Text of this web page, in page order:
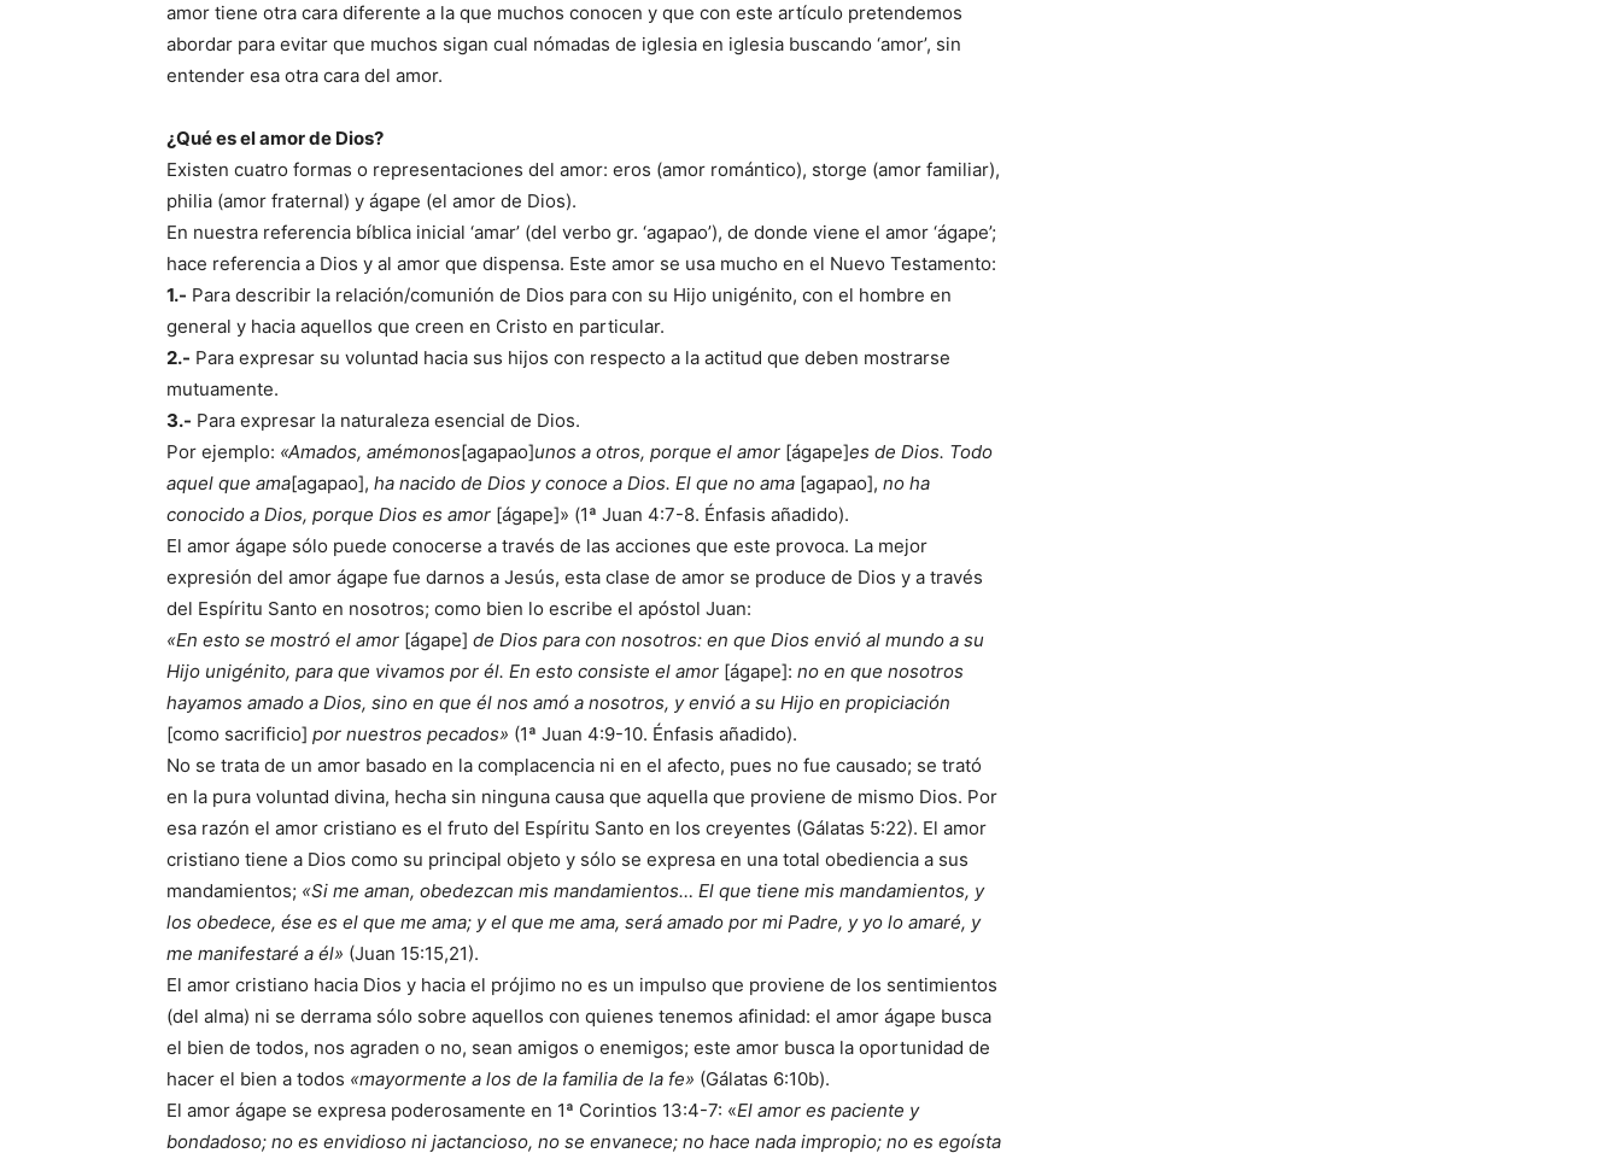
amor tiene otra cara diferente a la que muchos conocen y que con este artículo pretendemos
abordar para evitar que muchos sigan cual nómadas de iglesia en iglesia buscando ‘amor’, sin
entender esa otra cara del amor.
¿Qué es el amor de Dios?
Existen cuatro formas o representaciones del amor: eros (amor romántico), storge (amor familiar),
philia (amor fraternal) y ágape (el amor de Dios).
En nuestra referencia bíblica inicial ‘amar’ (del verbo gr. ‘agapao’), de donde viene el amor ‘ágape’;
hace referencia a Dios y al amor que dispensa. Este amor se usa mucho en el Nuevo Testamento:
1.- Para describir la relación/comunión de Dios para con su Hijo unigénito, con el hombre en
general y hacia aquellos que creen en Cristo en particular.
2.- Para expresar su voluntad hacia sus hijos con respecto a la actitud que deben mostrarse
mutuamente.
3.- Para expresar la naturaleza esencial de Dios.
Por ejemplo: «Amados, amémonos[agapao]unos a otros, porque el amor [ágape]es de Dios. Todo
aquel que ama[agapao], ha nacido de Dios y conoce a Dios. El que no ama [agapao], no ha
conocido a Dios, porque Dios es amor [ágape]» (1ª Juan 4:7-8. Énfasis añadido).
El amor ágape sólo puede conocerse a través de las acciones que este provoca. La mejor
expresión del amor ágape fue darnos a Jesús, esta clase de amor se produce de Dios y a través
del Espíritu Santo en nosotros; como bien lo escribe el apóstol Juan:
«En esto se mostró el amor [ágape] de Dios para con nosotros: en que Dios envió al mundo a su
Hijo unigénito, para que vivamos por él. En esto consiste el amor [ágape]: no en que nosotros
hayamos amado a Dios, sino en que él nos amó a nosotros, y envió a su Hijo en propiciación
[como sacrificio] por nuestros pecados» (1ª Juan 4:9-10. Énfasis añadido).
No se trata de un amor basado en la complacencia ni en el afecto, pues no fue causado; se trató
en la pura voluntad divina, hecha sin ninguna causa que aquella que proviene de mismo Dios. Por
esa razón el amor cristiano es el fruto del Espíritu Santo en los creyentes (Gálatas 5:22). El amor
cristiano tiene a Dios como su principal objeto y sólo se expresa en una total obediencia a sus
mandamientos; «Si me aman, obedezcan mis mandamientos… El que tiene mis mandamientos, y
los obedece, ése es el que me ama; y el que me ama, será amado por mi Padre, y yo lo amaré, y
me manifestaré a él» (Juan 15:15,21).
El amor cristiano hacia Dios y hacia el prójimo no es un impulso que proviene de los sentimientos
(del alma) ni se derrama sólo sobre aquellos con quienes tenemos afinidad: el amor ágape busca
el bien de todos, nos agraden o no, sean amigos o enemigos; este amor busca la oportunidad de
hacer el bien a todos «mayormente a los de la familia de la fe» (Gálatas 6:10b).
El amor ágape se expresa poderosamente en 1ª Corintios 13:4-7: «El amor es paciente y
bondadoso; no es envidioso ni jactancioso, no se envanece; no hace nada impropio; no es egoísta